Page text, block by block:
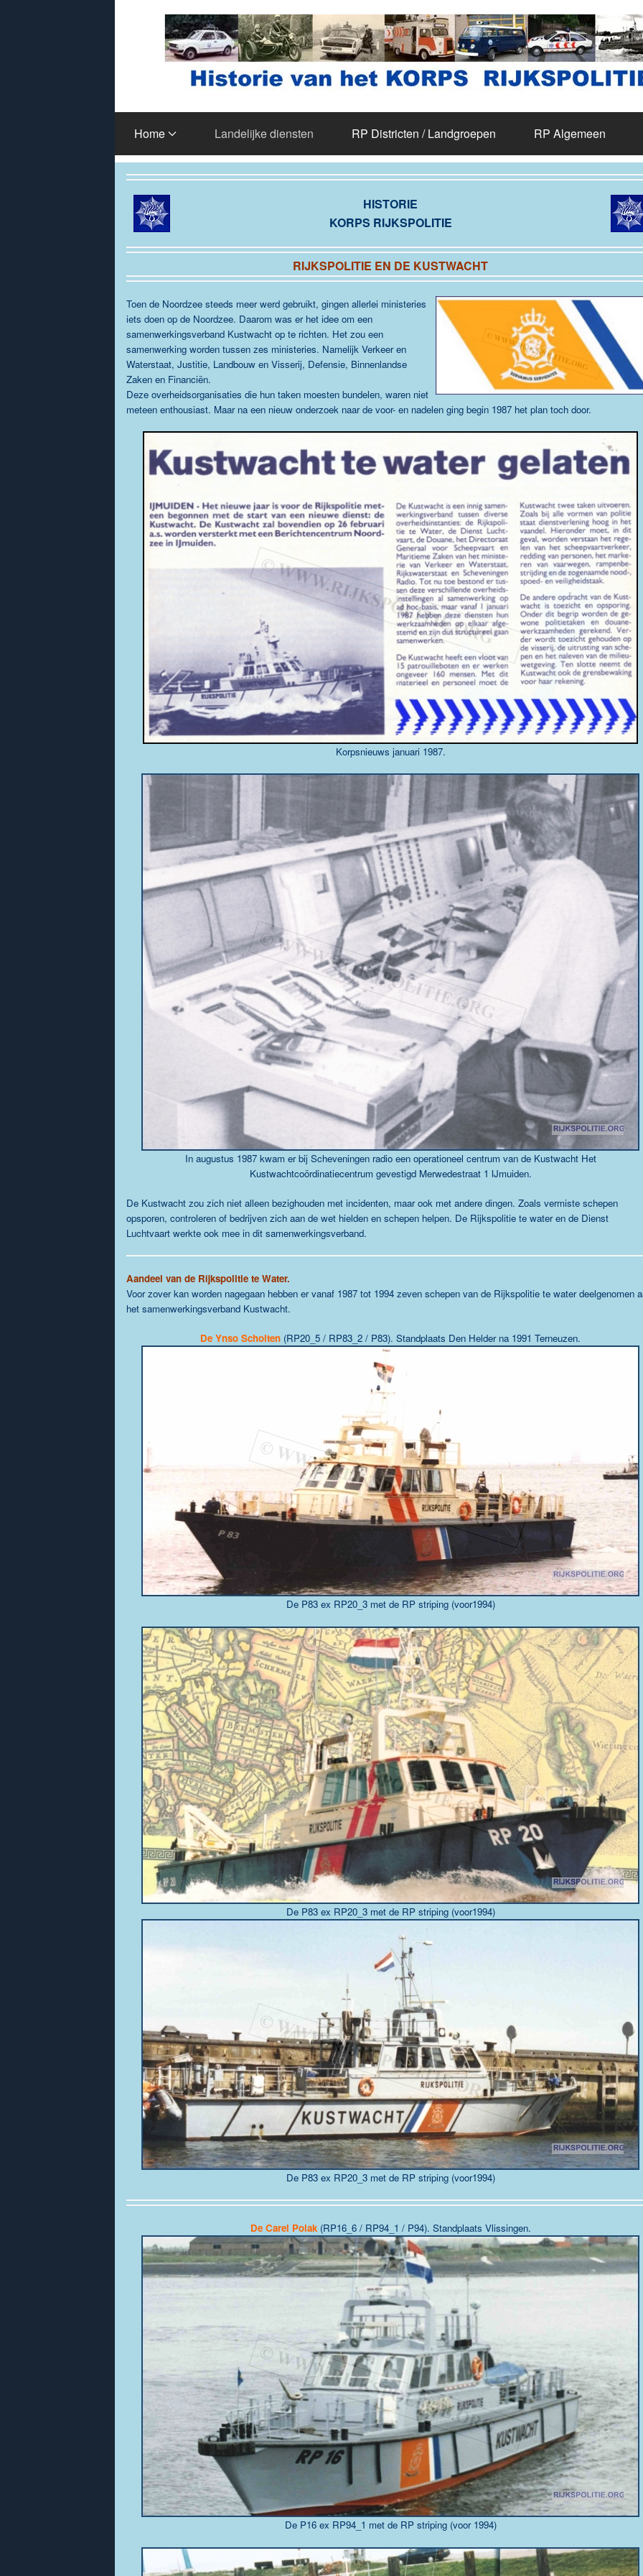
Home Landelijke diensten RP Districten / Landgroepen RP Algemeen
HISTORIE
KORPS RIJKSPOLITIE
RIJKSPOLITIE EN DE KUSTWACHT
Toen de Noordzee steeds meer werd gebruikt, gingen allerlei ministeries
iets doen op de Noordzee. Daarom was er het idee om een
samenwerkingsverband Kustwacht op te richten. Het zou een
samenwerking worden tussen zes ministeries. Namelijk Verkeer en
Waterstaat, Justitie, Landbouw en Visserij, Defensie, Binnenlandse
Zaken en Financiën.
Deze overheidsorganisaties die hun taken moesten bundelen, waren niet
meteen enthousiast. Maar na een nieuw onderzoek naar de voor- en nadelen ging begin 1987 het plan toch door.
Korpsnieuws januari 1987.
In augustus 1987 kwam er bij Scheveningen radio een operationeel centrum van de Kustwacht Het
Kustwachtcoördinatiecentrum gevestigd Merwedestraat 1 IJmuiden.
De Kustwacht zou zich niet alleen bezighouden met incidenten, maar ook met andere dingen. Zoals vermiste schepen
opsporen, controleren of bedrijven zich aan de wet hielden en schepen helpen. De Rijkspolitie te water en de Dienst
Luchtvaart werkte ook mee in dit samenwerkingsverband.
Aandeel van de Rijkspolitie te Water.
Voor zover kan worden nagegaan hebben er vanaf 1987 tot 1994 zeven schepen van de Rijkspolitie te water deelgenomen
het samenwerkingsverband Kustwacht.
De Ynso Scholten (RP20_5 / RP83_2 / P83). Standplaats Den Helder na 1991 Terneuzen.
De P83 ex RP20_3 met de RP striping (voor1994)
De P83 ex RP20_3 met de RP striping (voor1994)
De P83 ex RP20_3 met de RP striping (voor1994)
De Carel Polak(RP16_6 / RP94_1 / P94). Standplaats Vlissingen.
De P16 ex RP94_1 met de RP striping (voor 1994)